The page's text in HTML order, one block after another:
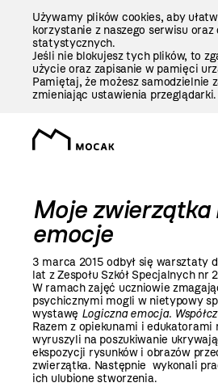
Używamy plików cookies, aby
korzystanie z naszego serwisu oraz
statystycznych.
Jeśli nie blokujesz tych plików, to
użycie oraz zapisanie w pamięci
Pamiętaj, że możesz samodzielnie
zmieniając ustawienia przeglądarki.
Moje zwierzątka
emocje
3 marca 2015 odbył się warsztaty
lat z Zespołu Szkół Specjalnych nr
W ramach zajęć uczniowie
psychicznymi mogli w nietypowy
wystawę Logiczna emocja.
Razem z opiekunami i edukatorami
wyruszyli na poszukiwanie
ekspozycji rysunków i obrazów
zwierzątka. Następnie wykonali
ich ulubione stworzenia.